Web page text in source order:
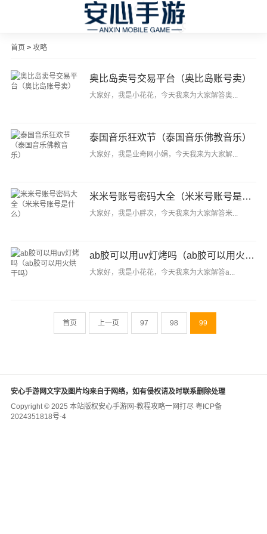
首页 > 攻略
奥比岛卖号交易平台（奥比岛账号卖）
大家好，我是小花花，今天我来为大家解答奥...
泰国音乐狂欢节（泰国音乐佛教音乐）
大家好，我是业奇网小娟，今天我来为大家解...
米米号账号密码大全（米米号账号是什么）
大家好，我是小胖次，今天我来为大家解答米...
ab胶可以用uv灯烤吗（ab胶可以用火烘干吗）
大家好，我是小花花，今天我来为大家解答a...
首页 上一页 97 98 99
安心手游网文字及图片均来自于网络，如有侵权请及时联系删除处理
Copyright © 2025 本站版权安心手游网-教程攻略一网打尽粤ICP备
2024351818号-4